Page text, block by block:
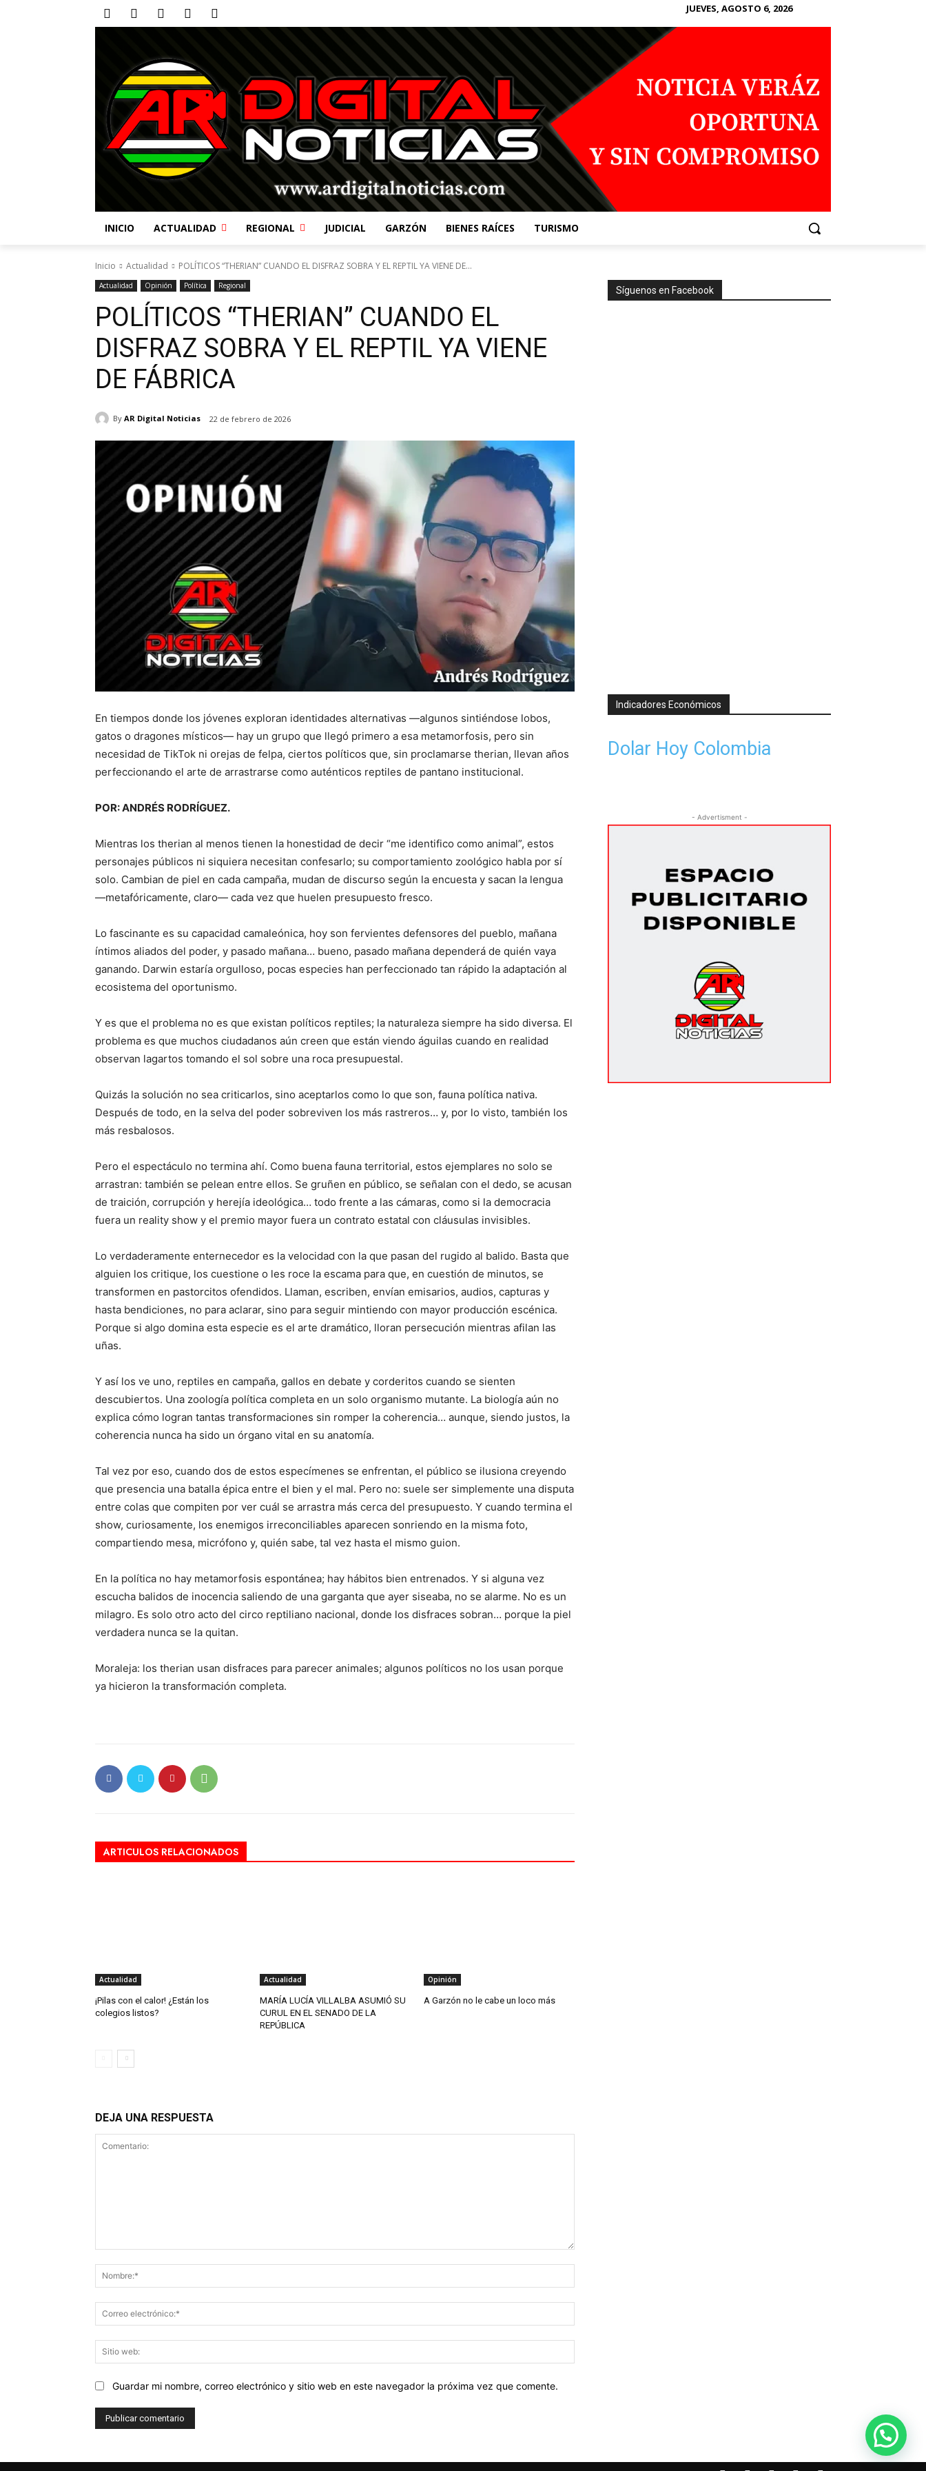
JUEVES, AGOSTO 6, 2026
INICIO ACTUALIDAD REGIONAL JUDICIAL GARZÓN BIENES RAÍCES TURISMO
Inicio Actualidad POLÍTICOS “THERIAN” CUANDO EL DISFRAZ SOBRA Y EL REPTIL YA VIENE DE...
Actualidad Opinión Política Regional
POLÍTICOS “THERIAN” CUANDO EL
DISFRAZ SOBRA Y EL REPTIL YA VIENE
DE FÁBRICA
By AR Digital Noticias 22 de febrero de 2026
En tiempos donde los jóvenes exploran identidades alternativas —algunos sintiéndose lobos,
gatos o dragones místicos— hay un grupo que llegó primero a esa metamorfosis, pero sin
necesidad de TikTok ni orejas de felpa, ciertos políticos que, sin proclamarse therian, llevan años
perfeccionando el arte de arrastrarse como auténticos reptiles de pantano institucional.
POR: ANDRÉS RODRÍGUEZ.
Mientras los therian al menos tienen la honestidad de decir “me identifico como animal”, estos
personajes públicos ni siquiera necesitan confesarlo; su comportamiento zoológico habla por sí
solo. Cambian de piel en cada campaña, mudan de discurso según la encuesta y sacan la lengua
—metafóricamente, claro— cada vez que huelen presupuesto fresco.
Lo fascinante es su capacidad camaleónica, hoy son fervientes defensores del pueblo, mañana
íntimos aliados del poder, y pasado mañana… bueno, pasado mañana dependerá de quién vaya
ganando. Darwin estaría orgulloso, pocas especies han perfeccionado tan rápido la adaptación al
ecosistema del oportunismo.
Y es que el problema no es que existan políticos reptiles; la naturaleza siempre ha sido diversa. El
problema es que muchos ciudadanos aún creen que están viendo águilas cuando en realidad
observan lagartos tomando el sol sobre una roca presupuestal.
Quizás la solución no sea criticarlos, sino aceptarlos como lo que son, fauna política nativa.
Después de todo, en la selva del poder sobreviven los más rastreros… y, por lo visto, también los
más resbalosos.
Pero el espectáculo no termina ahí. Como buena fauna territorial, estos ejemplares no solo se
arrastran: también se pelean entre ellos. Se gruñen en público, se señalan con el dedo, se acusan
de traición, corrupción y herejía ideológica… todo frente a las cámaras, como si la democracia
fuera un reality show y el premio mayor fuera un contrato estatal con cláusulas invisibles.
Lo verdaderamente enternecedor es la velocidad con la que pasan del rugido al balido. Basta que
alguien los critique, los cuestione o les roce la escama para que, en cuestión de minutos, se
transformen en pastorcitos ofendidos. Llaman, escriben, envían emisarios, audios, capturas y
hasta bendiciones, no para aclarar, sino para seguir mintiendo con mayor producción escénica.
Porque si algo domina esta especie es el arte dramático, lloran persecución mientras afilan las
uñas.
Y así los ve uno, reptiles en campaña, gallos en debate y corderitos cuando se sienten
descubiertos. Una zoología política completa en un solo organismo mutante. La biología aún no
explica cómo logran tantas transformaciones sin romper la coherencia… aunque, siendo justos, la
coherencia nunca ha sido un órgano vital en su anatomía.
Tal vez por eso, cuando dos de estos especímenes se enfrentan, el público se ilusiona creyendo
que presencia una batalla épica entre el bien y el mal. Pero no: suele ser simplemente una disputa
entre colas que compiten por ver cuál se arrastra más cerca del presupuesto. Y cuando termina el
show, curiosamente, los enemigos irreconciliables aparecen sonriendo en la misma foto,
compartiendo mesa, micrófono y, quién sabe, tal vez hasta el mismo guion.
En la política no hay metamorfosis espontánea; hay hábitos bien entrenados. Y si alguna vez
escucha balidos de inocencia saliendo de una garganta que ayer siseaba, no se alarme. No es un
milagro. Es solo otro acto del circo reptiliano nacional, donde los disfraces sobran… porque la piel
verdadera nunca se la quitan.
Moraleja: los therian usan disfraces para parecer animales; algunos políticos no los usan porque
ya hicieron la transformación completa.
ARTICULOS RELACIONADOS
Actualidad
¡Pilas con el calor! ¿Están los
colegios listos?
Actualidad
MARÍA LUCÍA VILLALBA ASUMIÓ SU
CURUL EN EL SENADO DE LA
REPÚBLICA
Opinión
A Garzón no le cabe un loco más
DEJA UNA RESPUESTA
electrónico:*
web:
Guardar mi nombre, correo electrónico y sitio web en este navegador la próxima vez que comente.
Síguenos en Facebook
Indicadores Económicos
Dolar Hoy Colombia
- Advertisment -